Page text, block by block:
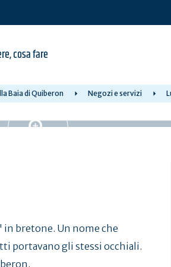
cosa fare
Baia di Quiberon Negozi e servizi
bretone. Un nome che
portavano gli stessi occhiali.